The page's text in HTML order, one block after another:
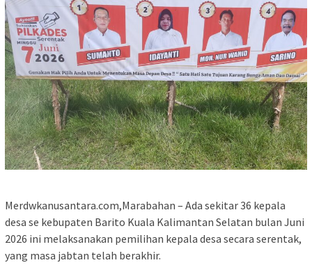
Merdwkanusantara.com,Marabahan – Ada sekitar 36 kepala
desa se kebupaten Barito Kuala Kalimantan Selatan bulan Juni
2026 ini melaksanakan pemilihan kepala desa secara serentak,
yang masa jabtan telah berakhir.